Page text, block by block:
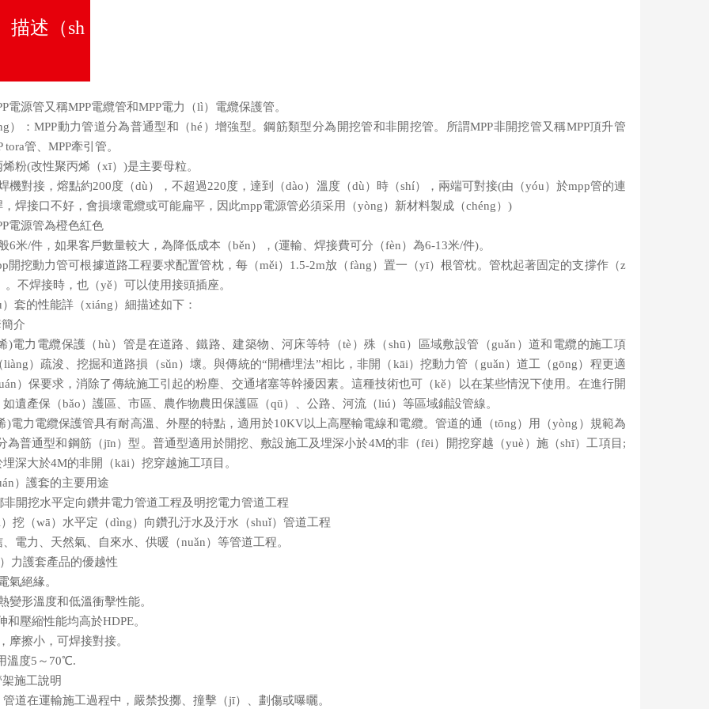
描述（sh
電源管又稱MPP電纜管和MPP電力（lì）電纜保護管。
）：MPP動力管道分為普通型和（hé）增強型。鋼筋類型分為開挖管和非開挖管。所謂MPP非開挖管又稱MPP頂升管
tora管、MPP牽引管。
粉(改性聚丙烯（xī）)是主要母粒。
機對接，熔點約200度（dù），不超過220度，達到（dào）溫度（dù）時（shí），兩端可對接(由（yóu）於mpp管的連
焊接口不好，會損壞電纜或可能扁平，因此mpp電源管必須采用（yòng）新材料製成（chéng）)
電源管為橙色紅色
6米/件，如果客戶數量較大，為降低成本（běn），(運輸、焊接費可分（fèn）為6-13米/件)。
開挖動力管可根據道路工程要求配置管枕，每（měi）1.5-2m放（fàng）置一（yī）根管枕。管枕起著固定的支撐作（z
。不焊接時，也（yě）可以使用接頭插座。
套的性能詳（xiáng）細描述如下：
介
)電力電纜保護（hù）管是在道路、鐵路、建築物、河床等特（tè）殊（shū）區域敷設管（guǎn）道和電纜的施工項
）疏浚、挖掘和道路損（sǔn）壞。與傳統的“開槽埋法”相比，非開（kāi）挖動力管（guǎn）道工（gōng）程更適
）保要求，消除了傳統施工引起的粉塵、交通堵塞等幹擾因素。這種技術也可（kě）以在某些情況下使用。在進行開
遺產保（bǎo）護區、市區、農作物農田保護區（qū）、公路、河流（liú）等區域鋪設管線。
)電力電纜保護管具有耐高溫、外壓的特點，適用於10KV以上高壓輸電線和電纜。管道的通（tōng）用（yòng）規範為
為普通型和鋼筋（jīn）型。普通型適用於開挖、敷設施工及埋深小於4M的非（fēi）開挖穿越（yuè）施（shī）工項目;
深大於4M的非開（kāi）挖穿越施工項目。
）護套的主要用途
非開挖水平定向鑽井電力管道工程及明挖電力管道工程
挖（wā）水平定（dìng）向鑽孔汙水及汙水（shuǐ）管道工程
電力、天然氣、自來水、供暖（nuǎn）等管道工程。
力護套產品的優越性
氣絕緣。
變形溫度和低溫衝擊性能。
和壓縮性能均高於HDPE。
摩擦小，可焊接對接。
溫度5～70℃.
施工說明
道在運輸施工過程中，嚴禁投擲、撞擊（jī）、劃傷或曝曬。